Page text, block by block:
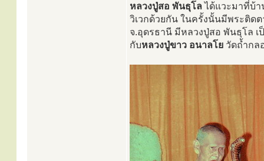
หลวงปู่สอ พันธุโลได้แวะมาที่บ้า
วิเวกด้วยกัน ในครั้งนั้นมีพระติด
จ.อุดรธานี มีหลวงปู่สอ พันธุโล
กับหลวงปู่ขาว อนาลโย วัดถ้ำกล